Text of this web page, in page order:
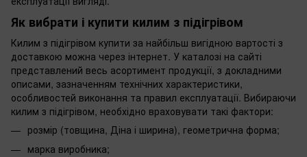
Як вибрати і купити килим з підігрівом
Килим з підігрівом купити за найбільш вигідною вартості з
доставкою можна через інтернет. У каталозі на сайті
представлений весь асортимент продукції, з докладними
описами, зазначенням технічних характеристики,
особливостей виконання та правил експлуатації. Вибираючи
килим з підігрівом, необхідно враховувати такі фактори:
розмір (товщина, Діна і ширина), геометрична форма;
марка виробника;